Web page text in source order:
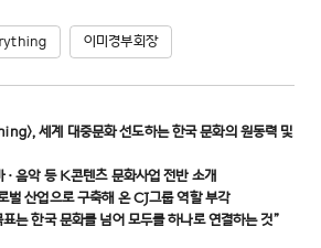
이미경부회장
세계 대중문화 선도하는 한국 문화의 원동력 및
음악 등 K콘텐츠 문화사업 전반 소개
산업으로 구축해 온 CJ그룹 역할 부각
는 한국 문화를 넘어 모두를 하나로 연결하는 것”